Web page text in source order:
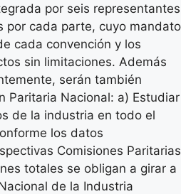
por seis representantes
por cada parte, cuyo mandato
cada convención y los
sin limitaciones. Además
serán también
Paritaria Nacional: a) Estudiar
de la industria en todo el
los datos
Comisiones Paritarias
totales se obligan a girar a
de la Industria